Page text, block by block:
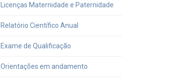
Licenças Maternidade e Paternidade
Relatório Científico Anual
Exame de Qualificação
Orientações em andamento